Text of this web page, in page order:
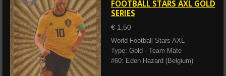
FOOTBALL STARS AXL GOLD
SERIES
€ 1,50
World Football Stars AXL
Type: Gold - Team Mate
#60: Eden Hazard (Belgium)